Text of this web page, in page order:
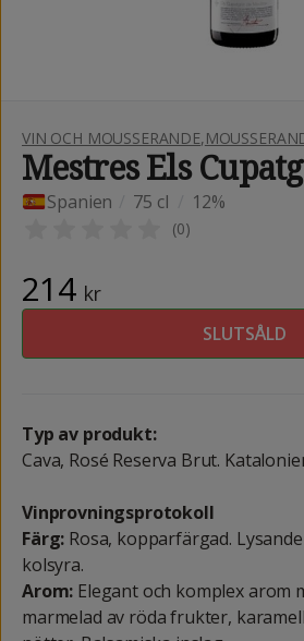
VIN OCH MOUSSERANDE,
Mestres Els
Spanien 75 cl 12%
(0)
214 kr
SLUTSÅLD
Typ av produkt:
Cava, Rosé Reserva Brut.
Vinprovningsprotokoll
Färg: Rosa, kopparfärgad.
kolsyra.
Arom: Elegant och komplex arom
marmelad av röda frukter,